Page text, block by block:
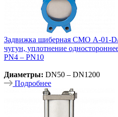
Задвижка шиберная СМО A-01-
чугун, уплотнение
PN4 – PN10
Диаметры: DN50 – DN1200
Подробнее